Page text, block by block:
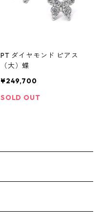
PT ダイヤモンド ピアス
（大）蝶
¥249,700
SOLD OUT